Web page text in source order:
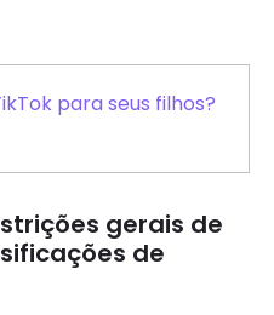
para seus filhos?
gerais de
de